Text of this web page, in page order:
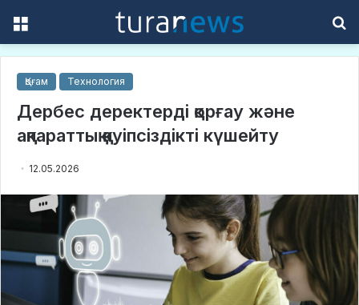
Қоғам Технология
Дербес деректерді қорғау және
ақпараттық қауіпсіздікті күшейту
12.05.2026